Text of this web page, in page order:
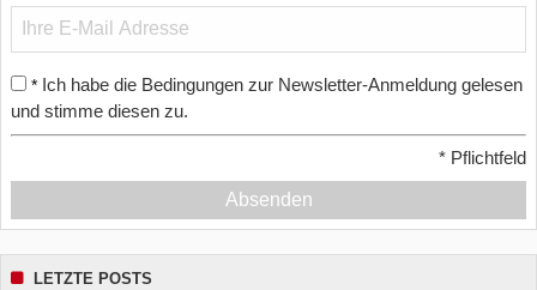
* Ich habe die Bedingungen zur Newsletter-Anmeldung gelesen
und stimme diesen zu.
* Pflichtfeld
Absenden
LETZTE POSTS